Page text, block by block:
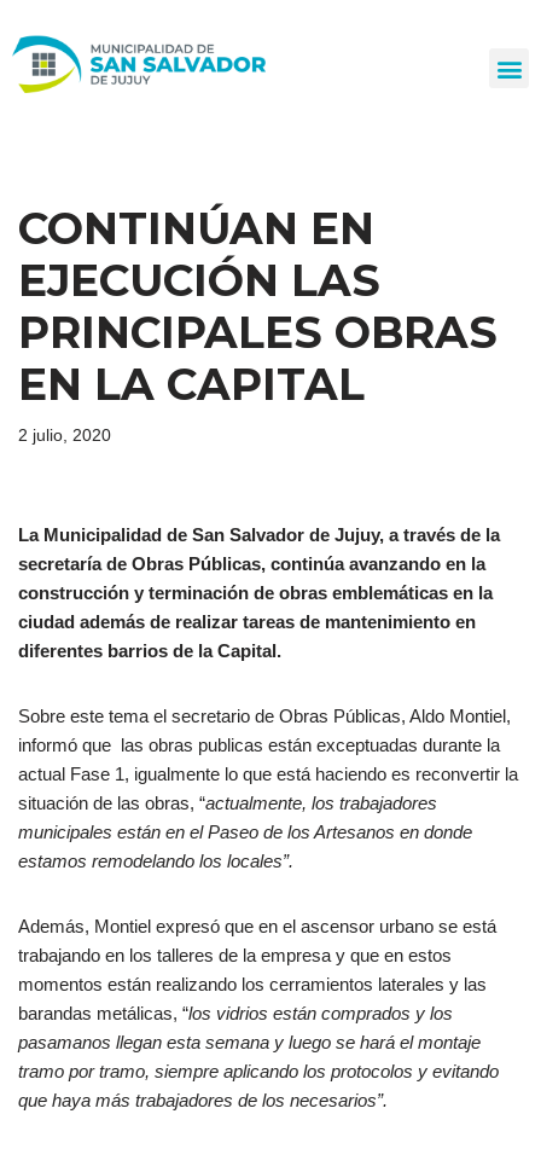
al
CONTINÚAN EN
EJECUCIÓN LAS
PRINCIPALES OBRAS
EN LA CAPITAL
2 julio, 2020
La Municipalidad de San Salvador de Jujuy, a través de la
secretaría de Obras Públicas, continúa avanzando en la
construcción y terminación de obras emblemáticas en la
ciudad además de realizar tareas de mantenimiento en
diferentes barrios de la Capital.
Sobre este tema el secretario de Obras Públicas, Aldo Montiel,
informó que las obras publicas están exceptuadas durante la
actual Fase 1, igualmente lo que está haciendo es reconvertir la
situación de las obras, “actualmente, los trabajadores
municipales están en el Paseo de los Artesanos en donde
estamos remodelando los locales”.
Además, Montiel expresó que en el ascensor urbano se está
trabajando en los talleres de la empresa y que en estos
momentos están realizando los cerramientos laterales y las
barandas metálicas, “los vidrios están comprados y los
pasamanos llegan esta semana y luego se hará el montaje
tramo por tramo, siempre aplicando los protocolos y evitando
que haya más trabajadores de los necesarios”.